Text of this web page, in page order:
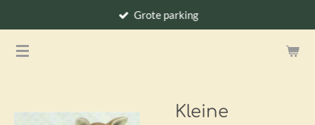
naar
Grote parking
Kleine